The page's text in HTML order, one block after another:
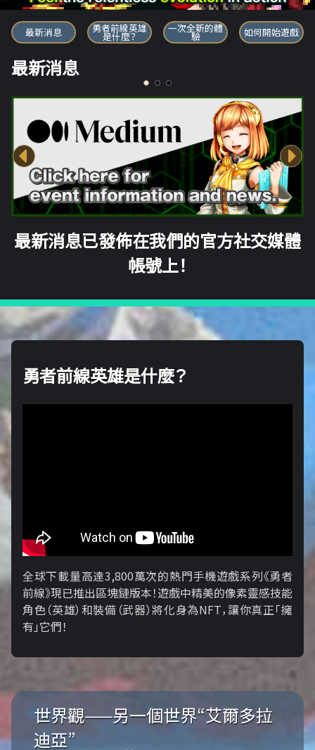
勇者前線英雄
最新消息 勇者前線英雄
是什麼？
一次全新的體
驗 如何開始遊戲
最新消息
最新消息已發佈在我們的官方社交媒體
帳號上！
勇者前線英雄是什麼？
全球下載量高達3,800萬次的熱門手機遊戲系列《勇者
前線》現已推出區塊鏈版本！遊戲中精美的像素靈感技能
角色（英雄）和裝備（武器）將化身為NFT，讓你真正「擁​​
有」它們！
世界觀——另一個世界“艾爾多拉
迪亞”